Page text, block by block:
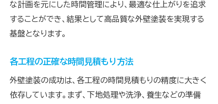
な計画を元にした時間管理により、最適な仕上がりを追求
することができ、結果として高品質な外壁塗装を実現する
基盤となります。
各工程の正確な時間見積もり方法
外壁塗装の成功は、各工程の時間見積もりの精度に大きく
依存しています。まず、下地処理や洗浄、養生などの準備